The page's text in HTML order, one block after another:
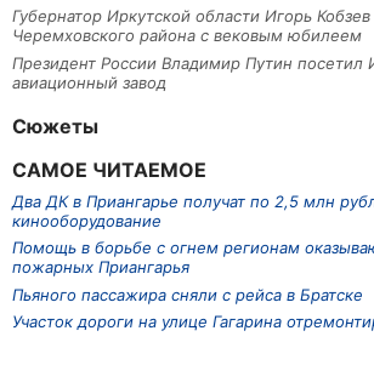
Губернатор Иркутской области Игорь
Черемховского района с вековым юбилеем
Президент России Владимир Путин посетил
авиационный завод
Сюжеты
САМОЕ ЧИТАЕМОЕ
Два ДК в Приангарье получат по 2,5 млн
кинооборудование
Помощь в борьбе с огнем регионам
пожарных Приангарья
Пьяного пассажира сняли с рейса в Братске
Участок дороги на улице Гагарина